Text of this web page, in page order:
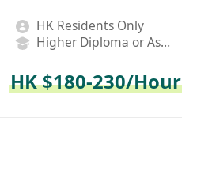
HK Residents Only
Higher Diploma or Associate Degree
HK $180-230/Hour